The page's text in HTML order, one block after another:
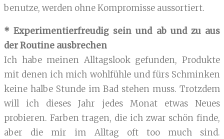
benutze, werden ohne Kompromisse aussortiert.
* Experimentierfreudig sein und ab und zu aus
der Routine ausbrechen
Ich habe meinen Alltagslook gefunden, Produkte
mit denen ich mich wohlfühle und fürs Schminken
keine halbe Stunde im Bad stehen muss. Trotzdem
will ich dieses Jahr jedes Monat etwas Neues
probieren. Farben tragen, die ich zwar schön finde,
aber die mir im Alltag oft too much sind.